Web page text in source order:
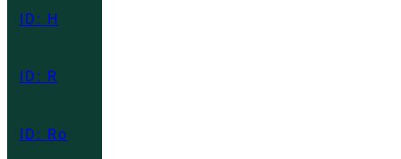
ID: H
ID: R
ID: Ro